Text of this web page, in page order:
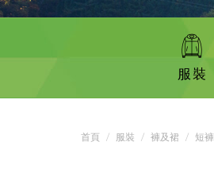
服裝
首頁 服裝 褲及裙 短褲